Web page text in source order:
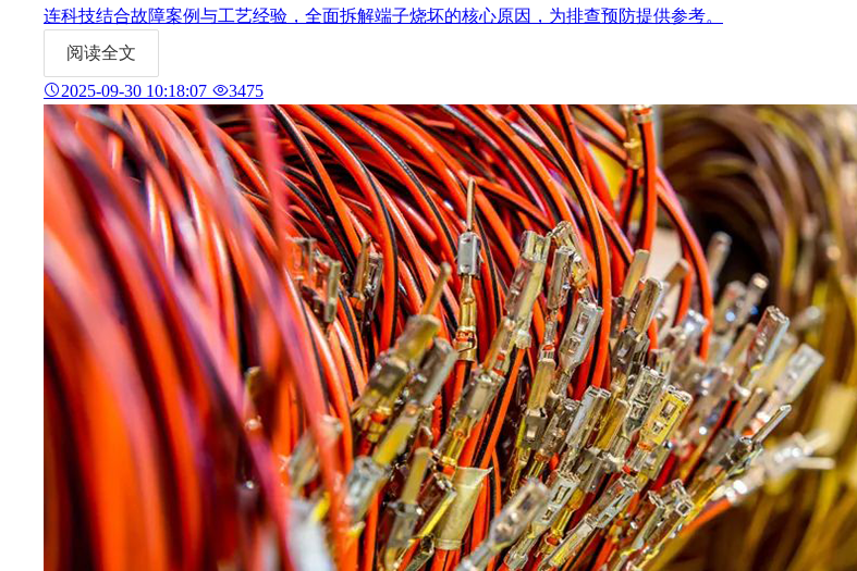
连科技结合故障案例与工艺经验，全面拆解端子烧坏的核心原因，为排查预防提供参考。
阅读全文
2025-09-30 10:18:07 3475